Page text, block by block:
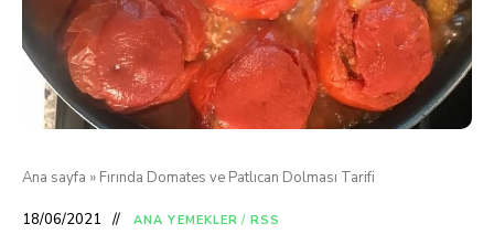
Ana sayfa » Fırında Domates ve Patlıcan Dolması Tarifi
18/06/2021 ANA YEMEKLER / RSS